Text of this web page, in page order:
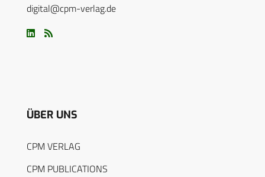
digital@cpm-verlag.de
ÜBER UNS
CPM VERLAG
CPM PUBLICATIONS